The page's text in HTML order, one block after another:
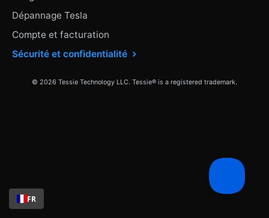
Dépannage Tesla
Compte et facturation
Sécurité et confidentialité
© 2026 Tessie Technology LLC. Tessie® is a registered trademark.
FR